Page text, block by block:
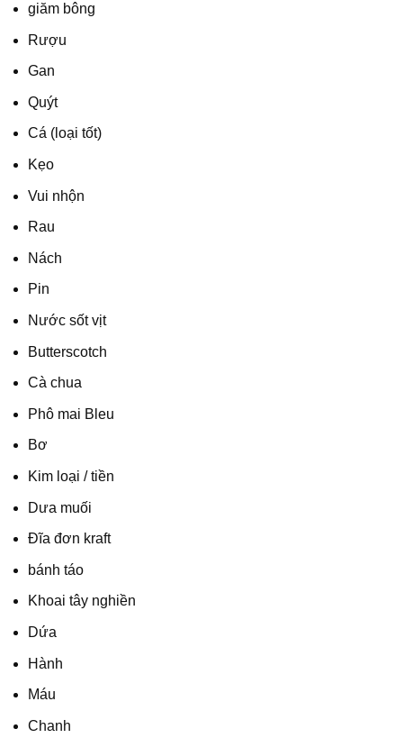
giăm bông
Rượu
Gan
Quýt
Cá (loại tốt)
Kẹo
Vui nhộn
Rau
Nách
Pin
Nước sốt vịt
Butterscotch
Cà chua
Phô mai Bleu
Bơ
Kim loại / tiền
Dưa muối
Đĩa đơn kraft
bánh táo
Khoai tây nghiền
Dứa
Hành
Máu
Chanh